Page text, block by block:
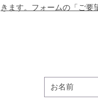
きます。フォームの「ご要